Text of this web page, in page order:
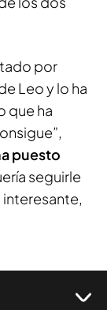
por
Leo y lo ha
que ha
puesto
seguirle